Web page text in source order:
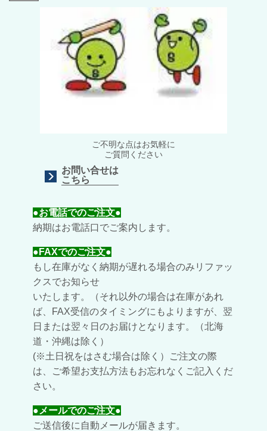
ご不明な点はお気軽に
ご質問ください
お問い合せは
こちら
●お電話でのご注文●
納期はお電話口でご案内します。
●FAXでのご注文●
もし在庫がなく納期が遅れる場合のみリファッ
クスでお知らせ
いたします。（それ以外の場合は在庫があれ
ば、
FAX受信のタイミングにも よりますが、翌
日または翌々日のお届けとなります。（北海
道・沖縄は除く）
(※土日祝をはさむ場合は除く）
ご注文の際
は、ご希望お支払方法もお忘れなくご記入くだ
さい。
●メールでのご注文●
ご送信後に自動メールが届きます。